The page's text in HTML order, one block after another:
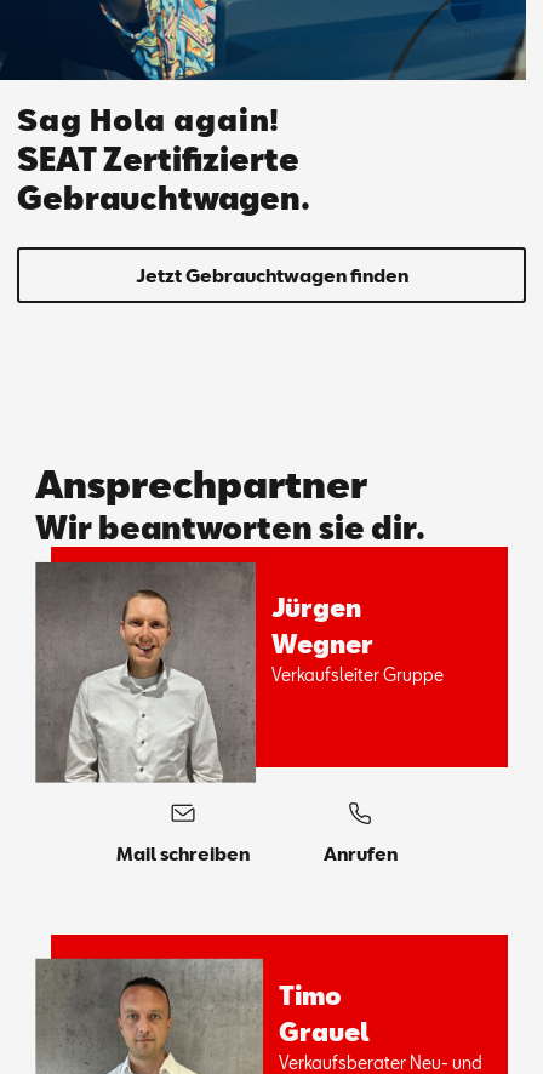
Sag Hola again!
SEAT Zertifizierte
Gebrauchtwagen.
Jetzt Gebrauchtwagen finden
Ansprechpartner
Wir beantworten sie dir.
Jür­gen
Weg­ner
Ver­kaufs­lei­ter Grup­pe
Mail schreiben Anrufen
Timo
Grau­el
Ver­kaufs­be­ra­ter Neu- und